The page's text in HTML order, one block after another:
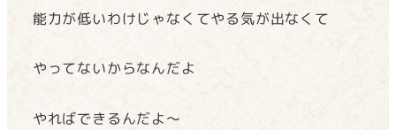
能力が低いわけじゃなくてやる気が出なくて
やってないからなんだよ
やればできるんだよ～